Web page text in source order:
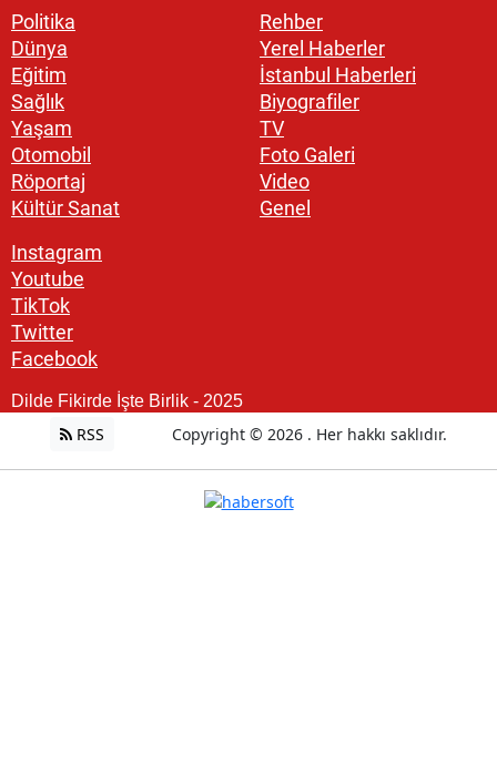
Politika
Dünya
Eğitim
Sağlık
Yaşam
Otomobil
Röportaj
Kültür Sanat
Rehber
Yerel Haberler
İstanbul Haberleri
Biyografiler
TV
Foto Galeri
Video
Genel
Instagram
Youtube
TikTok
Twitter
Facebook
Dilde Fikirde İşte Birlik - 2025
RSS Copyright © 2026 . Her hakkı saklıdır.